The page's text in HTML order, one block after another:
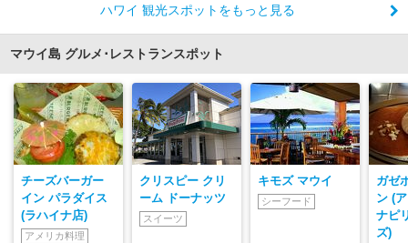
ハワイ 観光スポットをもっと見る
マウイ島 グルメ･レストランスポット
チーズバーガー
イン パラダイス
(ラハイナ店)
アメリカ料理
クリスピー クリ
ーム ドーナッツ
スイーツ
キモズ マウイ
シーフード
ガゼ
ン (
ナピ
ズ)